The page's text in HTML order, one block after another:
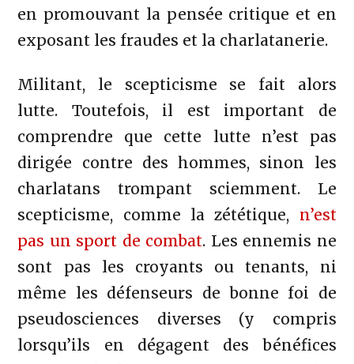
en promouvant la pensée critique et en
exposant les fraudes et la charlatanerie.
Militant, le scepticisme se fait alors
lutte. Toutefois, il est important de
comprendre que cette lutte n’est pas
dirigée contre des hommes, sinon les
charlatans trompant sciemment. Le
scepticisme, comme la zététique, n’est
pas un sport de combat. Les ennemis ne
sont pas les croyants ou tenants, ni
même les défenseurs de bonne foi de
pseudosciences diverses (y compris
lorsqu’ils en dégagent des bénéfices